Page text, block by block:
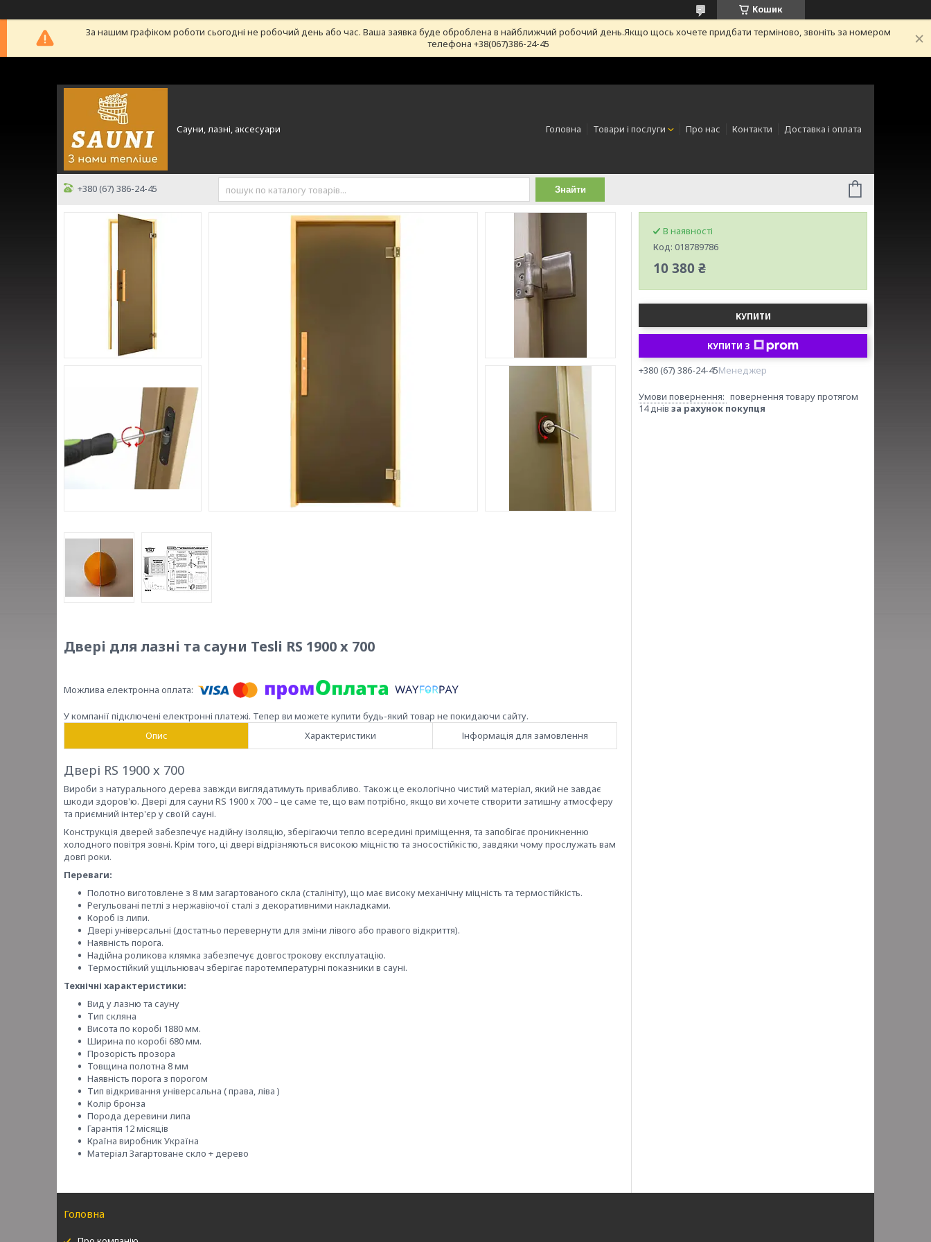
Кошик
За нашим графіком роботи сьогодні не робочий день або час. Ваша заявка буде оброблена в найближчий робочий день.Якщо щось хочете придбати терміново, звоніть за номером
телефона +38(067)386-24-45
Сауни, лазні, аксесуари Головна Товари і послуги Про нас Контакти Доставка і оплата
+380 (67) 386-24-45 Знайти
Двері для лазні та сауни Tesli RS 1900 x 700
У компанії підключені електронні платежі. Тепер ви можете купити будь-який товар не покидаючи сайту.
Опис
Характеристики Інформація для замовлення
Двері RS 1900 x 700
Вироби з натурального дерева завжди виглядатимуть привабливо. Також це екологічно чистий матеріал, який не завдає
шкоди здоров'ю. Двері для сауни RS 1900 x 700 – це саме те, що вам потрібно, якщо ви хочете створити затишну атмосферу
та приємний інтер'єр у своїй сауні.
Конструкція дверей забезпечує надійну ізоляцію, зберігаючи тепло всередині приміщення, та запобігає проникненню
холодного повітря зовні. Крім того, ці двері відрізняються високою міцністю та зносостійкістю, завдяки чому прослужать вам
довгі роки.
Переваги:
Полотно виготовлене з 8 мм загартованого скла (сталініту), що має високу механічну міцність та термостійкість.
Регульовані петлі з нержавіючої сталі з декоративними накладками.
Короб із липи.
Двері універсальні (достатньо перевернути для зміни лівого або правого відкриття).
Наявність порога.
Надійна роликова клямка забезпечує довгострокову експлуатацію.
Термостійкий ущільнювач зберігає паротемпературні показники в сауні.
Технічні характеристики:
Вид у лазню та сауну
Тип скляна
Висота по коробі 1880 мм.
Ширина по коробі 680 мм.
Прозорість прозора
Товщина полотна 8 мм
Наявність порога з порогом
Тип відкривання універсальна ( права, ліва )
Колір бронза
Порода деревини липа
Гарантія 12 місяців
Країна виробник Україна
Матеріал Загартоване скло + дерево
В наявності
Код: 018789786
10 380 ₴
КУПИТИ
КУПИТИ З
+380 (67) 386-24-45Менеджер
повернення товару протягом
14 днів за рахунок покупця
Головна